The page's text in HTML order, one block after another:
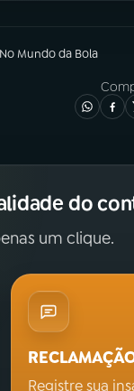
No Mundo da Bola
do
um clique.
Registre sua